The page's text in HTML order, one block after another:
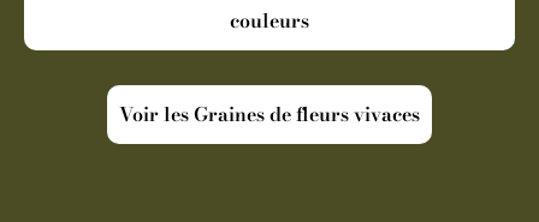
couleurs
Voir les Graines de fleurs vivaces